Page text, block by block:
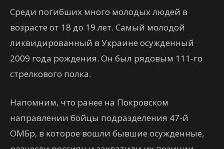
Среди погибших много молодых людей в
возрасте от 18 до 19 лет. Самый молодой
ликвидированный в Украине осужденный
2009 года рождения. Он был рядовым 111-го
стрелкового полка.
Напомним, что ранее на Покровском
направлении бойцы подразделения 47-й
ОМБр, в которое вошли бывшие осужденные,